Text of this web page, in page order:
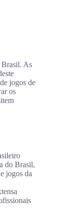
Brasil. As
jogos de
os
do Brasil,
jogos da